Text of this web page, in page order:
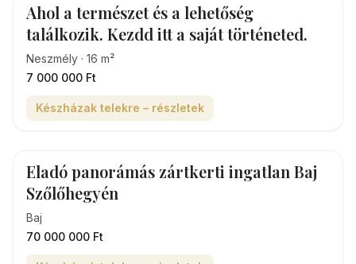
Ahol a természet és a lehetőség
találkozik. Kezdd itt a saját történeted.
Neszmély · 16 m²
7 000 000 Ft
Készházak telekre – részletek
Eladó panorámás zártkerti ingatlan Baj
Szőlőhegyén
Baj
70 000 000 Ft